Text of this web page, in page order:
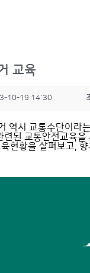
교육
10-19 14:30
역시 교통수단이라
된 교통안전교육
현황을 살펴보고,